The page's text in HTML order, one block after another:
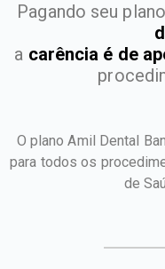
Pagando seu
a carência é de
O plano Amil Dental
para todos os
de